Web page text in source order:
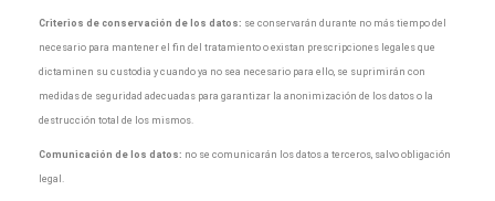
Criterios de conservación de los datos: se conservarán durante no más tiempo del
necesario para mantener el fin del tratamiento o existan prescripciones legales que
dictaminen su custodia y cuando ya no sea necesario para ello, se suprimirán con
medidas de seguridad adecuadas para garantizar la anonimización de los datos o la
destrucción total de los mismos.
Comunicación de los datos: no se comunicarán los datos a terceros, salvo obligación
legal.